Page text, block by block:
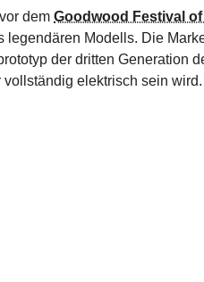
dem Goodwood Festival
legendären Modells. Die
der dritten Generation
vollständig elektrisch sein wird.